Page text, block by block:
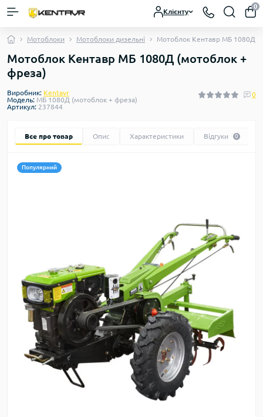
Клієнту
0
Мотоблоки Мотоблоки дизельні Мотоблок Кентавр МБ 1080Д
Мотоблок Кентавр МБ 1080Д (мотоблок +
фреза)
Виробник: Kentavr
Модель: МБ 1080Д (мотоблок + фреза)
Артикул: 237844
0
Все про товар Опис Характеристики Відгуки 0
Популярний